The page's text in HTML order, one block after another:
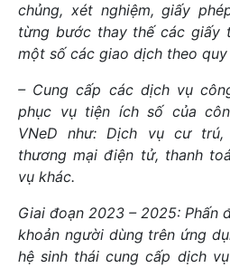
chủng, xét nghiệm, giấy
từng bước thay thế các giấy
một số các giao dịch theo
– Cung cấp các dịch vụ
phục vụ tiện ích số của
VNeD như: Dịch vụ cư
thương mại điện tử, thanh
vụ khác.
Giai đoạn 2023 – 2025: Phấn
khoản người dùng trên ứng
hệ sinh thái cung cấp dịch